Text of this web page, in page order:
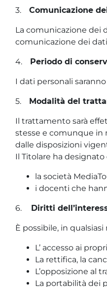
3. Comunicazione
La comunicazione dei
comunicazione dei
4. Periodo di
I dati personali
5. Modalità del
Il trattamento sarà
stesse e comunque in
dalle disposizioni
Il Titolare ha
la società
i docenti che
6. Diritti
È possibile, in
L’ accesso ai
La rettifica, la
L’opposizione al
La portabilità dei